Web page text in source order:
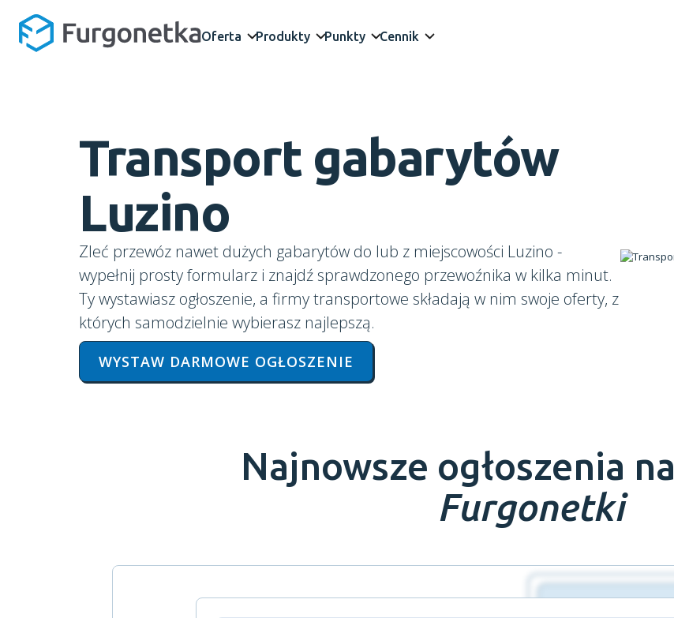
Oferta Produkty Punkty Cennik
Transport gabarytów
Luzino
Zleć przewóz nawet dużych gabarytów do lub z miejscowości Luzino -
wypełnij prosty formularz i znajdź sprawdzonego przewoźnika w kilka minut.
Ty wystawiasz ogłoszenie, a firmy transportowe składają w nim swoje oferty, z
których samodzielnie wybierasz najlepszą.
WYSTAW DARMOWE OGŁOSZENIE
Najnowsze ogłoszenia na
Furgonetki